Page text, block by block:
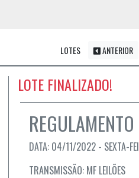
LOTES ANTERIOR
LOTE FINALIZADO!
REGULAMENTO
DATA: 04/11/2022 - SEXTA-
TRANSMISSÃO: MF LEILÕES